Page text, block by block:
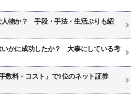
人物か？ 手段・手法・生活ぶりも紹
いかに成功したか？ 大事にしている考
料・コスト」で1位のネット証券